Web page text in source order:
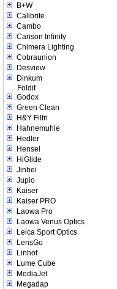
B+W
Calibrite
Cambo
Canson Infinity
Chimera Lighting
Cobraunion
Desview
Dinkum
Foldit
Godox
Green Clean
H&Y Filtri
Hahnemuhle
Hedler
Hensel
HiGlide
Jinbei
Jupio
Kaiser
Kaiser PRO
Laowa Pro
Laowa Venus Optics
Leica Sport Optics
LensGo
Linhof
Lume Cube
MediaJet
Megadap